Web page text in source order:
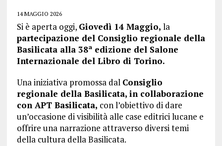
14 MAGGIO 2026
Si è aperta oggi, Giovedì 14 Maggio, la
partecipazione del Consiglio regionale della
Basilicata alla 38ª edizione del Salone
Internazionale del Libro di Torino.
Una iniziativa promossa dal Consiglio
regionale della Basilicata, in collaborazione
con APT Basilicata, con l’obiettivo di dare
un’occasione di visibilità alle case editrici lucane e
offrire una narrazione attraverso diversi temi
della cultura della Basilicata.